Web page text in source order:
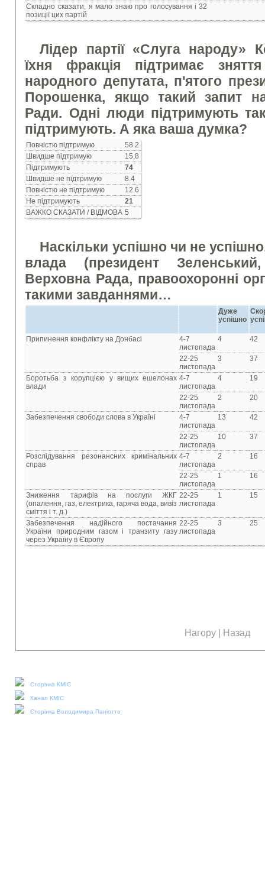
Складно сказати, я мало знаю про голосування і
позиції цих партій
32
Лідер партії «Слуга народу»
їхня фракція підтримає
народного депутата, п'ятого
Порошенка, якщо такий запит
Ради. Одні люди підтримують
підтримують. А яка ваша думка?
Повністю підтримую
58.2
Швидше підтримую
15.8
Підтримують
74
Швидше не підтримую
8.4
Повністю не підтримую
12.6
Не підтримують
21
ВАЖКО СКАЗАТИ / ВІДМОВА 5
Наскільки успішно чи не
влада (президент Зеленський,
Верховна Рада, правоохоронні
такими завданнями…
Дуже
успішно
Припинення конфлікту на Донбасі
4-7
листопада
4 42
22-25
листопада
3 37
Боротьба з корупцією у вищих ешелонах
влади
4-7
листопада
4 19
22-25
листопада
2 20
Забезпечення свободи слова в Україні
4-7
листопада
13 42
22-25
листопада
10 37
Розслідування резонансних кримінальних
справ
4-7
листопада
2 16
22-25
листопада
1 16
Зниження тарифів на послуги ЖКГ
(опалення, газ, електрика, гаряча вода, вивіз
сміття і т. д.)
22-25
листопада
1 15
Забезпечення надійного постачання
України природним газом і транзиту газу
через Україну в Європу
22-25
листопада
3 25
Нагору | Назад
Сторінка КМІС
Канал КМІС
Сторінка Володимира Паніотто